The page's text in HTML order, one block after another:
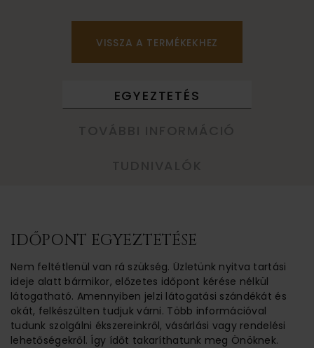
VISSZA A TERMÉKEKHEZ
EGYEZTETÉS
IDŐPONT EGYEZTETÉSE
Nem feltétlenül van rá szükség. Üzletünk nyitva tartási
ideje alatt bármikor, előzetes időpont kérése nélkül
látogatható. Amennyiben jelzi látogatási szándékát és
okát, felkészülten tudjuk várni. Több információval
tudunk szolgálni ékszereinkről, vásárlási vagy rendelési
lehetőségekről. Így ídőt takaríthatunk meg Önöknek.